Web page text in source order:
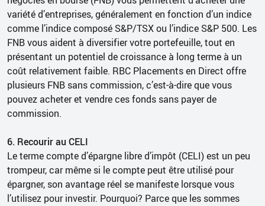
variété d’entreprises, généralement en fonction d’un indice
comme l’indice composé S&P/TSX ou l’indice S&P 500. Les
FNB vous aident à diversifier votre portefeuille, tout en
présentant un potentiel de croissance à long terme à un
coût relativement faible. RBC Placements en Direct offre
plusieurs FNB sans commission, c’est-à-dire que vous
pouvez acheter et vendre ces fonds sans payer de
commission.
6. Recourir au CELI
Le terme compte d’épargne libre d’impôt (CELI) est un peu
trompeur, car même si le compte peut être utilisé pour
épargner, son avantage réel se manifeste lorsque vous
l’utilisez pour investir. Pourquoi? Parce que les sommes